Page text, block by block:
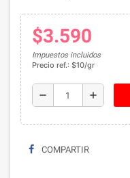
$3.590
Impuestos incluidos
Precio ref.: $10/gr
remove add
COMPARTIR